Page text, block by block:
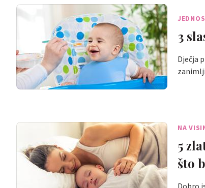
3
Dječja
NA
5
što
Dobro